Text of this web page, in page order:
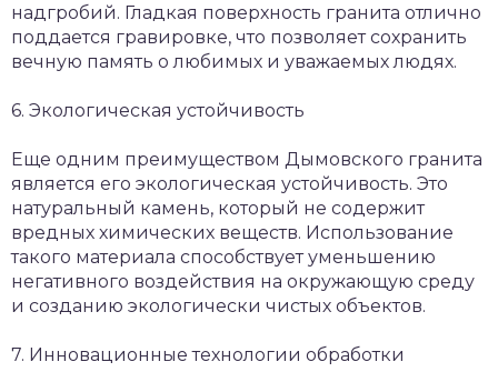
надгробий. Гладкая поверхность гранита отлично
поддается гравировке, что позволяет сохранить
вечную память о любимых и уважаемых людях.
6. Экологическая устойчивость
Еще одним преимуществом Дымовского гранита
является его экологическая устойчивость. Это
натуральный камень, который не содержит
вредных химических веществ. Использование
такого материала способствует уменьшению
негативного воздействия на окружающую среду
и созданию экологически чистых объектов.
7. Инновационные технологии обработки